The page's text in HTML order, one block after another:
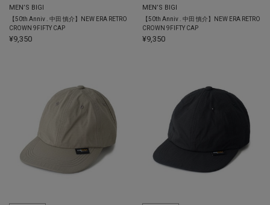
MEN’S BIGI
【50th Anniv . 中田 慎介】NEW ERA RETRO
CROWN 9FIFTY CAP
¥9,350
MEN’S BIGI
【50th Anniv . 中田 慎介】NEW ERA RETRO
CROWN 9FIFTY CAP
¥9,350